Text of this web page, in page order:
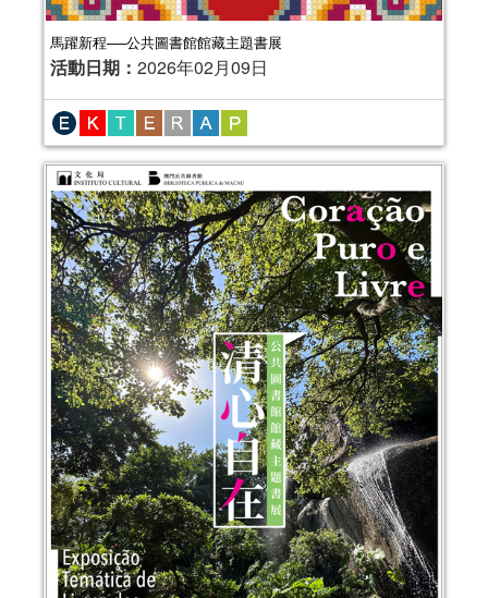
馬躍新程──公共圖書館館藏主題書展
活動日期： 2026年02月09日